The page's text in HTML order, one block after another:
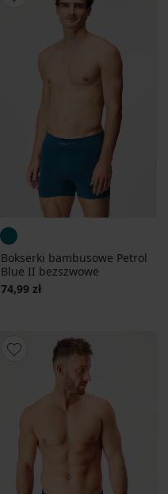
Bokserki bambusowe Petrol
Blue II bezszwowe
74,99 zł